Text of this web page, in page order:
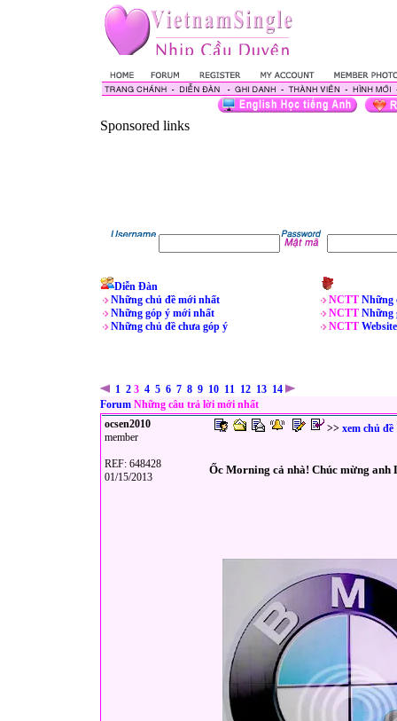
Sponsored links
Diễn Đàn
Những chủ đề mới nhất
Những góp ý mới nhất
Những chủ đề chưa góp ý
NCTT Những
NCTT Những
NCTT Website
1 2 3 4 5 6 7 8 9 10 11 12 13 14
Forum Những câu trả lời mới nhất
ocsen2010
member
REF: 648428
01/15/2013
>> xem chủ đề
Ốc Morning cả nhà! Chúc mừng anh